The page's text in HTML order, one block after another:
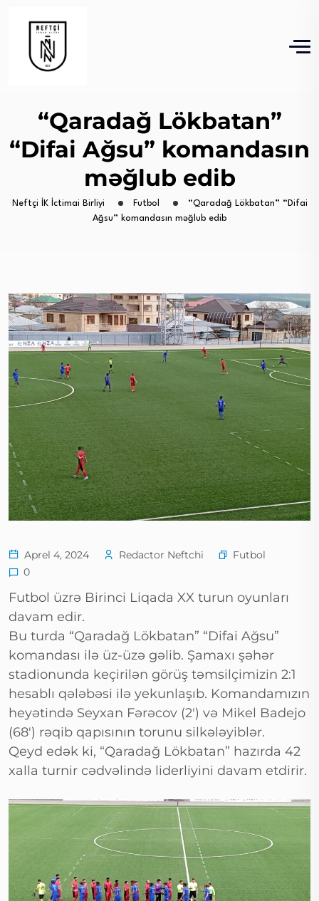
“Qaradağ Lökbatan”
“Difai Ağsu” komandasın
məğlub edib
Neftçi İK İctimai Birliyi Futbol
“Qaradağ Lökbatan” “Difai
Ağsu” komandasın məğlub edib
Aprel 4, 2024 Redactor Neftchi
Futbol
0
Futbol üzrə Birinci Liqada XX turun oyunları
davam edir.
Bu turda “Qaradağ Lökbatan” “Difai Ağsu”
komandası ilə üz-üzə gəlib. Şamaxı şəhər
stadionunda keçirilən görüş təmsilçimizin 2:1
hesablı qələbəsi ilə yekunlaşıb. Komandamızın
heyətində Seyxan Fərəcov (2′) və Mikel Badejo
(68′) rəqib qapısının torunu silkələyiblər.
Qeyd edək ki, “Qaradağ Lökbatan” hazırda 42
xalla turnir cədvəlində liderliyini davam etdirir.